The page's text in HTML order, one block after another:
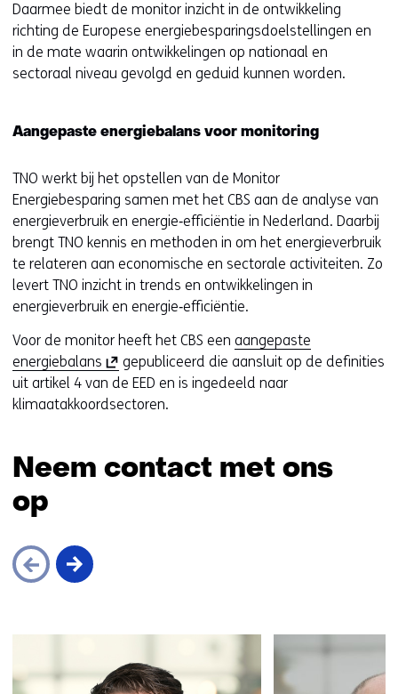
n
a
a
n
d
e
r
e
w
e
b
s
i
Daarmee biedt de monitor inzicht in de ontwikkeling
richting de Europese energiebesparingsdoelstellingen en
in de mate waarin ontwikkelingen op nationaal en
sectoraal niveau gevolgd en geduid kunnen worden.
Aangepaste energiebalans voor monitoring
TNO werkt bij het opstellen van de Monitor
Energiebesparing samen met het CBS aan de analyse van
energieverbruik en energie‑efficiëntie in Nederland. Daarbij
brengt TNO kennis en methoden in om het energieverbruik
te relateren aan economische en sectorale activiteiten. Zo
levert TNO inzicht in trends en ontwikkelingen in
energieverbruik en energie‑efficiëntie.
Voor de monitor heeft het CBS een aangepaste
energiebalans (
o
p
t
n
gepubliceerd die aansluit op de definities
uit artikel 4 van de EED en is ingedeeld naar
klimaatakkoordsectoren.
Neem contact met ons
op
(Neem